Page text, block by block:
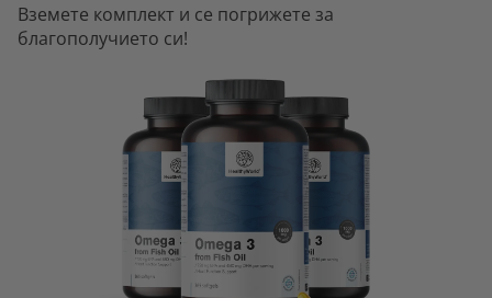
Вземете комплект и се погрижете за
благополучието си!